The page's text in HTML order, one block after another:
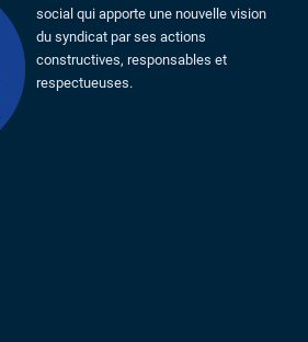
social qui apporte une nouvelle vision
du syndicat par ses actions
constructives, responsables et
respectueuses.